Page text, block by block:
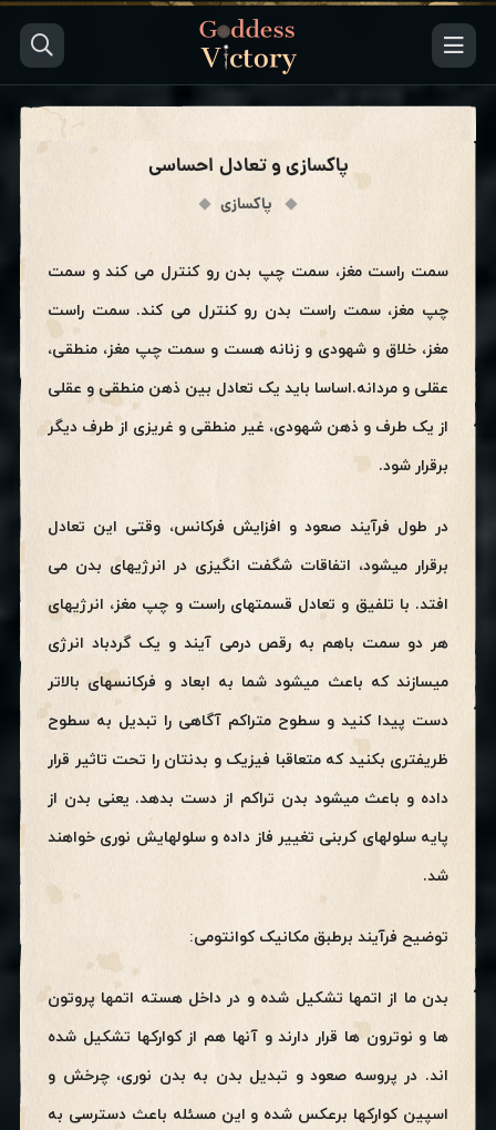
پاکسازی و تعادل احساسی
پاکسازی
سمت راست مغز، سمت چپ بدن رو کنترل می کند و سمت
چپ مغز، سمت راست بدن رو کنترل می کند. سمت راست
مغز، خلاق و شهودی و زنانه هست و سمت چپ مغز، منطقی،
عقلی و مردانه.اساسا باید یک تعادل بین ذهن منطقی و عقلی
از یک طرف و ذهن شهودی، غیر منطقی و غریزی از طرف دیگر
برقرار شود.
در طول فرآیند صعود و افزایش فرکانس، وقتی این تعادل
برقرار میشود، اتفاقات شگفت انگیزی در انرژیهای بدن می
افتد. با تلفیق و تعادل قسمتهای راست و چپ مغز، انرژیهای
هر دو سمت باهم به رقص درمی آیند و یک گردباد انرژی
میسازند که باعث میشود شما به ابعاد و فرکانسهای بالاتر
دست پیدا کنید و سطوح متراکم آگاهی را تبدیل به سطوح
ظریفتری بکنید که متعاقبا فیزیک و بدنتان را تحت تاثیر قرار
داده و باعث میشود بدن تراکم از دست بدهد. یعنی بدن از
پایه سلولهای کربنی تغییر فاز داده و سلولهایش نوری خواهند
شد.
توضیح فرآیند برطبق مکانیک کوانتومی:
بدن ما از اتمها تشکیل شده و در داخل هسته اتمها پروتون
ها و نوترون ها قرار دارند و آنها هم از کوارکها تشکیل شده
اند. در پروسه صعود و تبدیل بدن به بدن نوری، چرخش و
اسپین کوارکها برعکس شده و این مسئله باعث دسترسی به